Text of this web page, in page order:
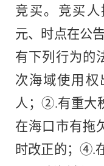
竞买。竞买
元、时点在公
有下列行为的
次海域使用
人；②.有重大
在海口市有拖
时改正的；④.